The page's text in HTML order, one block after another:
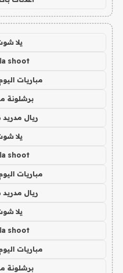
يلا
shoot
مباريات
برشلونة
ريال مدريد
يلا
shoot
مباريات
ريال مدريد
يلا
shoot
مباريات
برشلونة